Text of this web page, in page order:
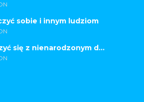
sobie i innym ludziom
się z nienarodzonym d...